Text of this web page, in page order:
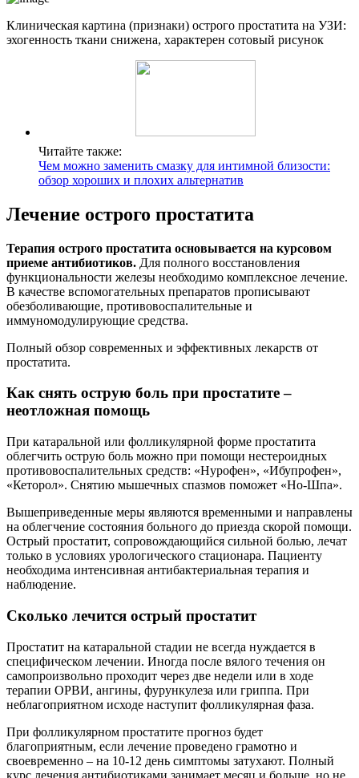
Клиническая картина (признаки) острого простатита на УЗИ:
эхогенность ткани снижена, характерен сотовый рисунок
Читайте также:
Чем можно заменить смазку для интимной близости:
обзор хороших и плохих альтернатив
Лечение острого простатита
Терапия острого простатита основывается на курсовом
приеме антибиотиков. Для полного восстановления
функциональности железы необходимо комплексное лечение.
В качестве вспомогательных препаратов прописывают
обезболивающие, противовоспалительные и
иммуномодулирующие средства.
Полный обзор современных и эффективных лекарств от
простатита.
Как снять острую боль при простатите –
неотложная помощь
При катаральной или фолликулярной форме простатита
облегчить острую боль можно при помощи нестероидных
противовоспалительных средств: «Нурофен», «Ибупрофен»,
«Кеторол». Снятию мышечных спазмов поможет «Но-Шпа».
Вышеприведенные меры являются временными и направлены
на облегчение состояния больного до приезда скорой помощи.
Острый простатит, сопровождающийся сильной болью, лечат
только в условиях урологического стационара. Пациенту
необходима интенсивная антибактериальная терапия и
наблюдение.
Сколько лечится острый простатит
Простатит на катаральной стадии не всегда нуждается в
специфическом лечении. Иногда после вялого течения он
самопроизвольно проходит через две недели или в ходе
терапии ОРВИ, ангины, фурункулеза или гриппа. При
неблагоприятном исходе наступит фолликулярная фаза.
При фолликулярном простатите прогноз будет
благоприятным, если лечение проведено грамотно и
своевременно – на 10-12 день симптомы затухают. Полный
курс лечения антибиотиками занимает месяц и больше, но не